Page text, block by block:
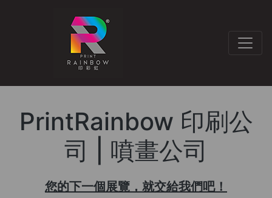
PrintRainbow 印刷公
司 | 噴畫公司
您的下一個展覽，就交給我們吧！